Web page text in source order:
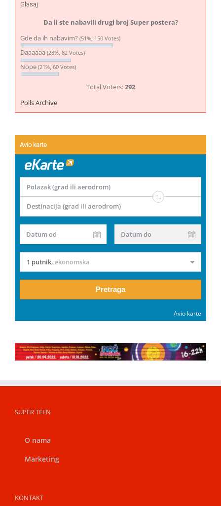
Glasaj
Da li ste nabavili drugi broj Super postera?
Gde da ih nabavim? (51%, 150 Votes)
Daaaaaa (28%, 82 Votes)
Nope (21%, 60 Votes)
Total Voters:292
Polls Archive
Avio karte
Polazak (grad ili aerodrom)
Destinacija (grad ili aerodrom)
Datum od Datum do
1 putnik, ekonomska
Pretraga
Avio karte
SUPER TEEN
O nama
Marketing
KONTAKT